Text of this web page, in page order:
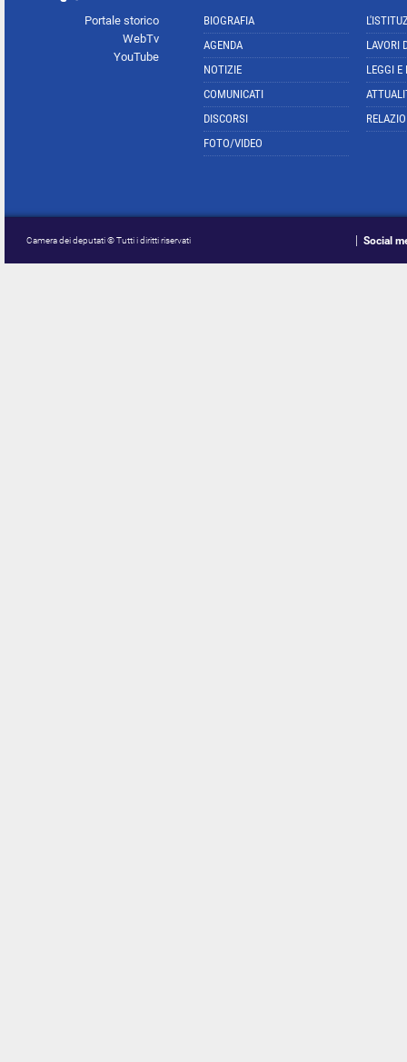
Portale storico
WebTv
YouTube
BIOGRAFIA
AGENDA
NOTIZIE
COMUNICATI
DISCORSI
FOTO/VIDEO
LAVORI
LEGGI E
Camera dei deputati © Tutti i diritti riservati Social